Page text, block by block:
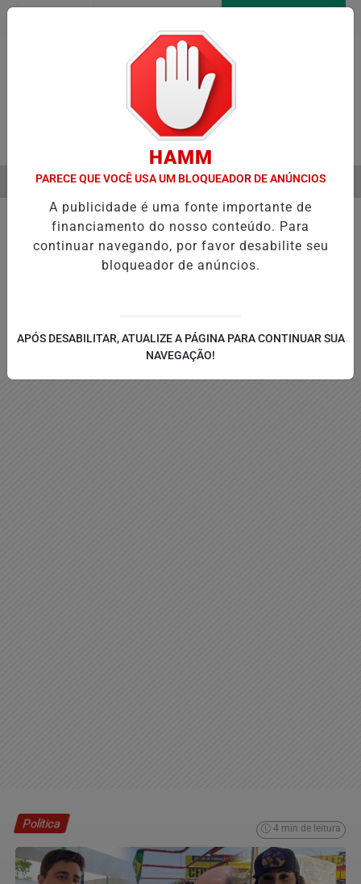
Pesquisar Notícia
VERDADEIRA RELAÇÃO DE ELIZE E MARCOS MATSUNAGA ANTES
EM ALTA
MENU
Política 4 min de leitura
HAMM
PARECE QUE VOCÊ USA UM BLOQUEADOR DE ANÚNCIOS
A publicidade é uma fonte importante de
financiamento do nosso conteúdo. Para
continuar navegando, por favor desabilite seu
bloqueador de anúncios.
APÓS DESABILITAR, ATUALIZE A PÁGINA PARA CONTINUAR SUA
NAVEGAÇÃO!